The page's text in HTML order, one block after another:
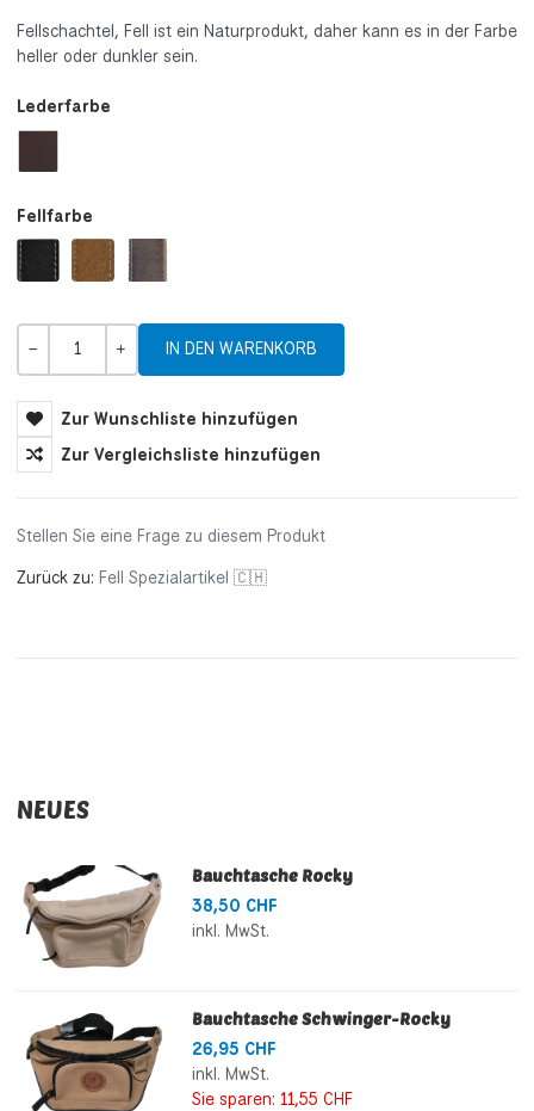
Fellschachtel, Fell ist ein Naturprodukt, daher kann es in der Farbe
heller oder dunkler sein.
Lederfarbe
Fellfarbe
Zur Wunschliste hinzufügen
Zur Vergleichsliste hinzufügen
Stellen Sie eine Frage zu diesem Produkt
Zurück zu: Fell Spezialartikel 🇨🇭
NEUES
Bauchtasche Rocky
38,50 CHF
inkl. MwSt.
Bauchtasche Schwinger-Rocky
26,95 CHF
inkl. MwSt.
Sie sparen: 11,55 CHF